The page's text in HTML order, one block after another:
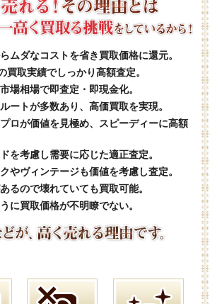
ムダなコストを省き買取価格に還元。
買取実績でしっかり高額査定。
場相場で即査定・即現金化。
ートが多数あり、高価買取を実現。
ロが価値を見極め、スピーディーに高額
を考慮し需要に応じた適正査定。
やヴィンテージも価値を考慮し査定。
るので壊れていても買取可能。
に買取価格が不明瞭でない。